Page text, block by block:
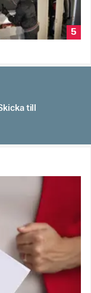
5
till